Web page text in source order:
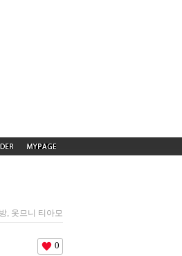
, 옷므니 티아모
0